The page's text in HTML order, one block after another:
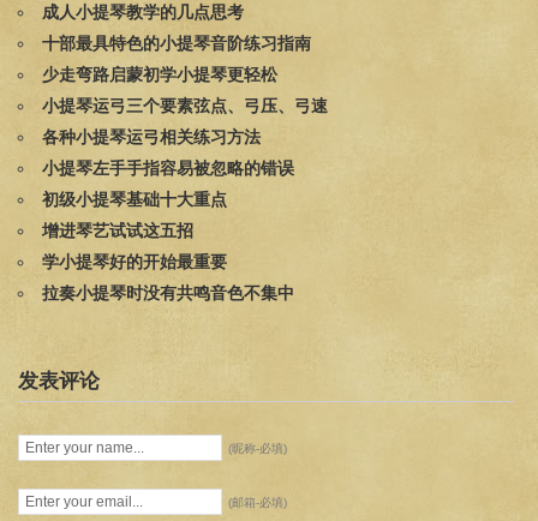
成人小提琴教学的几点思考
十部最具特色的小提琴音阶练习指南
少走弯路启蒙初学小提琴更轻松
小提琴运弓三个要素弦点、弓压、弓速
各种小提琴运弓相关练习方法
小提琴左手手指容易被忽略的错误
初级小提琴基础十大重点
增进琴艺试试这五招
学小提琴好的开始最重要
拉奏小提琴时没有共鸣音色不集中
发表评论
(昵称-必填)
(邮箱-必填)